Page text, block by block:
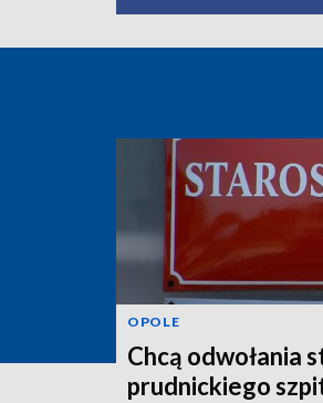
OPOLE
Chcą odwołania
prudnickiego